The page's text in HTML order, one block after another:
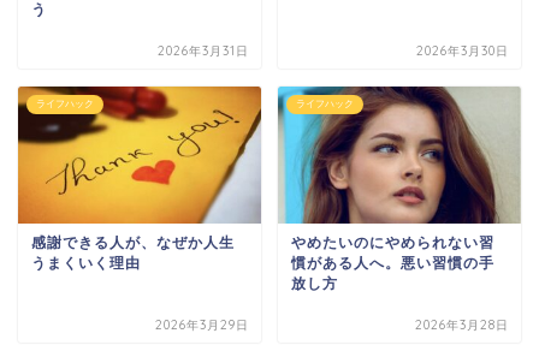
う
2026年3月31日 2026年3月30日
ライフハック
感謝できる人が、なぜか人生
うまくいく理由
2026年3月29日
ライフハック
やめたいのにやめられない習
慣がある人へ。悪い習慣の手
放し方
2026年3月28日